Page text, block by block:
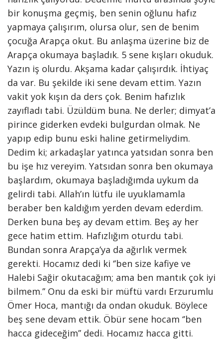
bir konuşma geçmiş, ben senin oğlunu hafız
yapmaya çalışırım, olursa olur, sen de benim
çocuğa Arapça okut. Bu anlaşma üzerine biz de
Arapça okumaya başladık. 5 sene kışları okuduk.
Yazın iş olurdu. Akşama kadar çalışırdık. İhtiyaç
da var. Bu şekilde iki sene devam ettim. Yazın
vakit yok kışın da ders çok. Benim hafızlık
zayıfladı tabi. Üzüldüm buna. Ne derler; dimyat’a
pirince giderken evdeki bulgurdan olmak. Ne
yapıp edip bunu eski haline getirmeliydim.
Dedim ki; arkadaşlar yatınca yatsıdan sonra ben
bu işe hız vereyim. Yatsıdan sonra ben okumaya
başlardım, okumaya başladığımda uykum da
gelirdi tabi. Allah’ın lütfu ile uyuklamamla
beraber ben kaldığım yerden devam ederdim.
Derken buna beş ay devam ettim. Beş ay her
gece hatim ettim. Hafızlığım oturdu tabi.
Bundan sonra Arapça’ya da ağırlık vermek
gerekti. Hocamız dedi ki ‘’ben size kafiye ve
Halebi Sağir okutacağım; ama ben mantık çok iyi
bilmem.’’ Onu da eski bir müftü vardı Erzurumlu
Ömer Hoca, mantığı da ondan okuduk. Böylece
beş sene devam ettik. Öbür sene hocam ‘’ben
hacca gideceğim’’ dedi. Hocamız hacca gitti.